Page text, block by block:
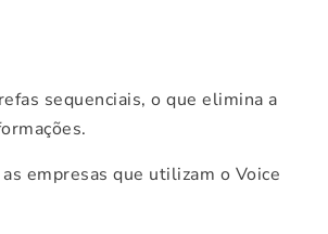
sequenciais, o que elimina a
empresas que utilizam o Voice